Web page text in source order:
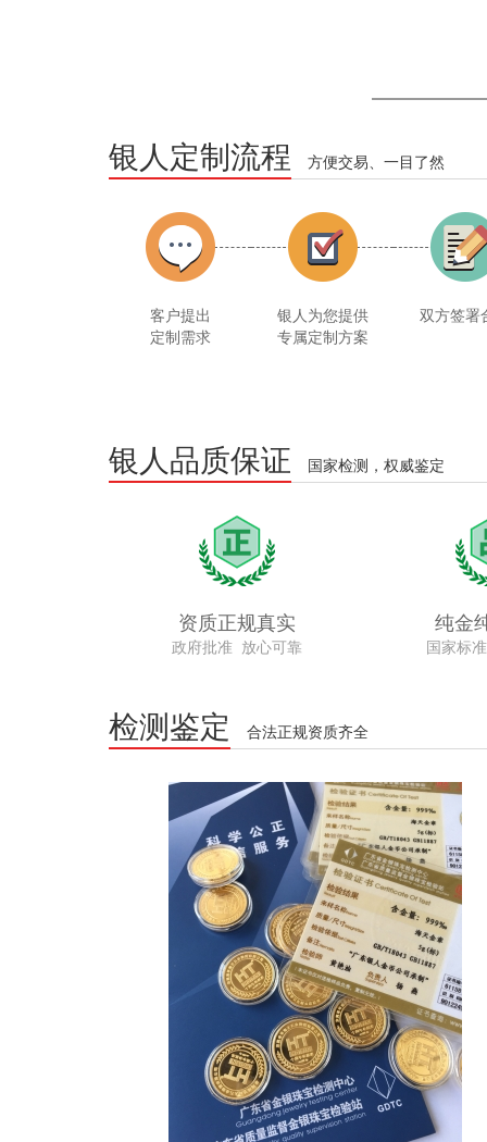
银人定制流程 方便交易、一目了然
客户提出
定制需求
银人为您提供
专属定制方案
双方签署
银人品质保证 国家检测，权威鉴定
资质正规真实
政府批准 放心可靠
纯金
国家标
检测鉴定 合法正规资质齐全